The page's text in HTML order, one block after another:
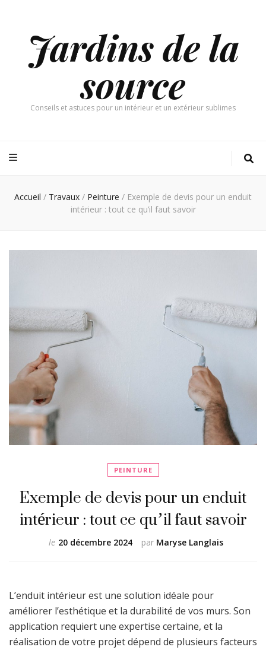
Jardins de la
source
Conseils et astuces pour un intérieur et un extérieur sublimes
Accueil / Travaux / Peinture / Exemple de devis pour un enduit
intérieur : tout ce qu’il faut savoir
PEINTURE
Exemple de devis pour un enduit
intérieur : tout ce qu’il faut savoir
par Maryse Langlais
le 20 décembre 2024
L’enduit intérieur est une solution idéale pour
améliorer l’esthétique et la durabilité de vos murs. Son
application requiert une expertise certaine, et la
réalisation de votre projet dépend de plusieurs facteurs